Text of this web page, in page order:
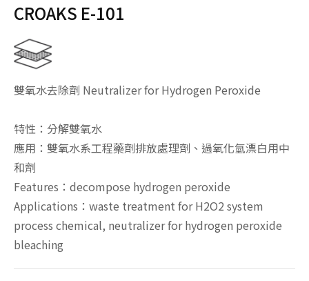
CROAKS E-101
雙氧水去除劑 Neutralizer for Hydrogen Peroxide
特性：分解雙氧水
應用：雙氧水系工程藥劑排放處理劑、過氧化氫漂白用中
和劑
Features：decompose hydrogen peroxide
Applications：waste treatment for H2O2 system
process chemical, neutralizer for hydrogen peroxide
bleaching